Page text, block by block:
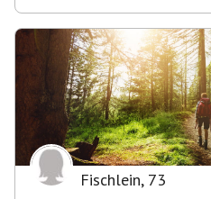
Fischlein, 73